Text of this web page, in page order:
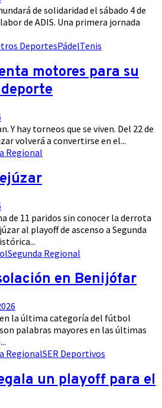
de solidaridad el sábado 4 de
de ADIS. Una primera jornada
DeportesPádelTenis
motores para su
Y hay torneos que se viven. Del 22 de
volverá a convertirse en el...
Regional
de 11 paridos sin conocer la derrota
al playoff de ascenso a Segunda
Segunda Regional
en Benijófar
la última categoría del fútbol
palabras mayores en las últimas
RegionalSER Deportivos
un playoff para el